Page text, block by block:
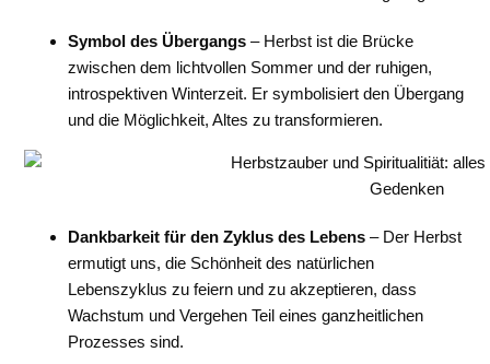
Symbol des Übergangs – Herbst ist die Brücke
zwischen dem lichtvollen Sommer und der ruhigen,
introspektiven Winterzeit. Er symbolisiert den Übergang
und die Möglichkeit, Altes zu transformieren.
Gedenken
Dankbarkeit für den Zyklus des Lebens – Der Herbst
ermutigt uns, die Schönheit des natürlichen
Lebenszyklus zu feiern und zu akzeptieren, dass
Wachstum und Vergehen Teil eines ganzheitlichen
Prozesses sind.